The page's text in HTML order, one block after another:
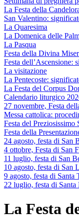
La Festa della
San Valentino:
La Quaresima
La Domenica delle
La Pasqua
Festa della Divina
Festa dell’Ascensione:
La visitazione
La Pentecoste:
La Festa del Corpus
Calendario liturgico
27 novembre, Festa
Messa cattolica:
Festa del Preziosissimo
Festa della
24 agosto, festa di San
4 ottobre, Festa di San
11 luglio, festa di San
10 agosto, festa di San
9 agosto, festa di Santa
22 luglio, festa di Santa
La Festa